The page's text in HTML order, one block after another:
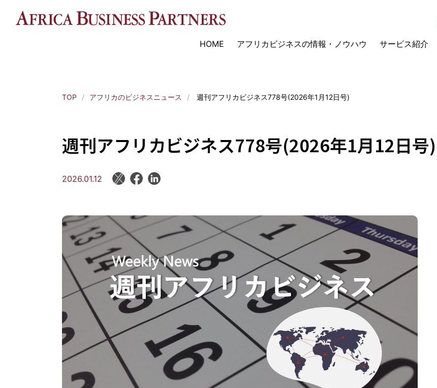
HOME アフリカビジネスの情報・ノウハウ サービス紹介
TOP アフリカのビジネスニュース 週刊アフリカビジネス778号(2026年1月12日号)
週刊アフリカビジネス778号(2026年1月12日号)
2026.01.12